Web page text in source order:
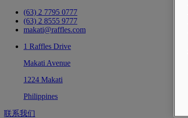
(63) 2 7795 0777
(63) 2 8555 9777
makati@raffles.com
1 Raffles Drive
Makati Avenue
1224 Makati
Philippines
联系我们